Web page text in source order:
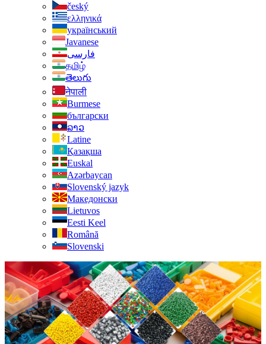
český
ελληνικά
український
Javanese
فارسی
தமிழ்
తెలుగు
नेपाली
Burmese
български
ລາວ
Latine
Қазақша
Euskal
Azərbaycan
Slovenský jazyk
Македонски
Lietuvos
Eesti Keel
Română
Slovenski